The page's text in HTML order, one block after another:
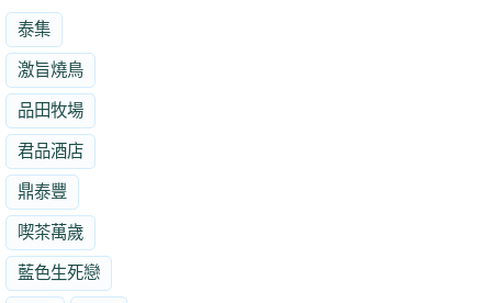
泰集
激旨燒鳥
品田牧場
君品酒店
鼎泰豐
喫茶萬歲
藍色生死戀